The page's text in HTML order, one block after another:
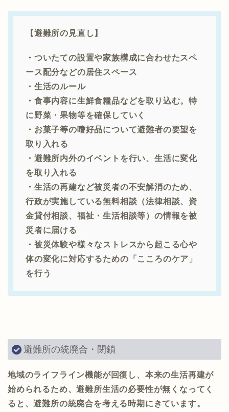
【避難所の見直し】
・ついたての設置や家族構成に合わせたスペ
ース配分などの居住スペース
・生活のルール
・食事内容に生鮮食糧品などを取り込む。特
に野菜・果物等を確保していく
・お菓子等の嗜好品について避難者の要望を
取り入れる
・避難所内外のイベントを行い、生活に変化
を取り入れる
・生活の再建など被災者の不安解消のため、
行政が実施している無料相談（法律相談、資
金貸付相談、福祉・生活相談等）の情報を被
災者に届ける
・被災体験や様々なストレスから起こる心や
体の変化に対応するための「こころのケア」
を行う
避難所の統廃合・閉鎖
地域のライフライン機能が回復し、本来の生活再建が
始められるため、避難所生活の必要性が無くなってく
ると、避難所の統廃合を考える時期にきています。